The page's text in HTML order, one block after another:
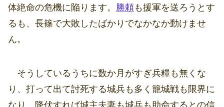
体絶命の危機に陥ります。 勝頼も援軍を送ろうとす
るも、長篠で大敗したばかりでなかなか動けませ
ん。
そうしているうちに数か月がすぎ兵糧も無くな
り、打って出て討死する城兵も多く籠城戦も限界に
なり、降伏すれば城主夫妻も城兵も助命するとの信